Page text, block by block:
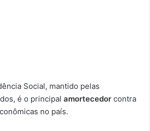
Social, mantido pelas
é o principal amortecedor contra
no país.